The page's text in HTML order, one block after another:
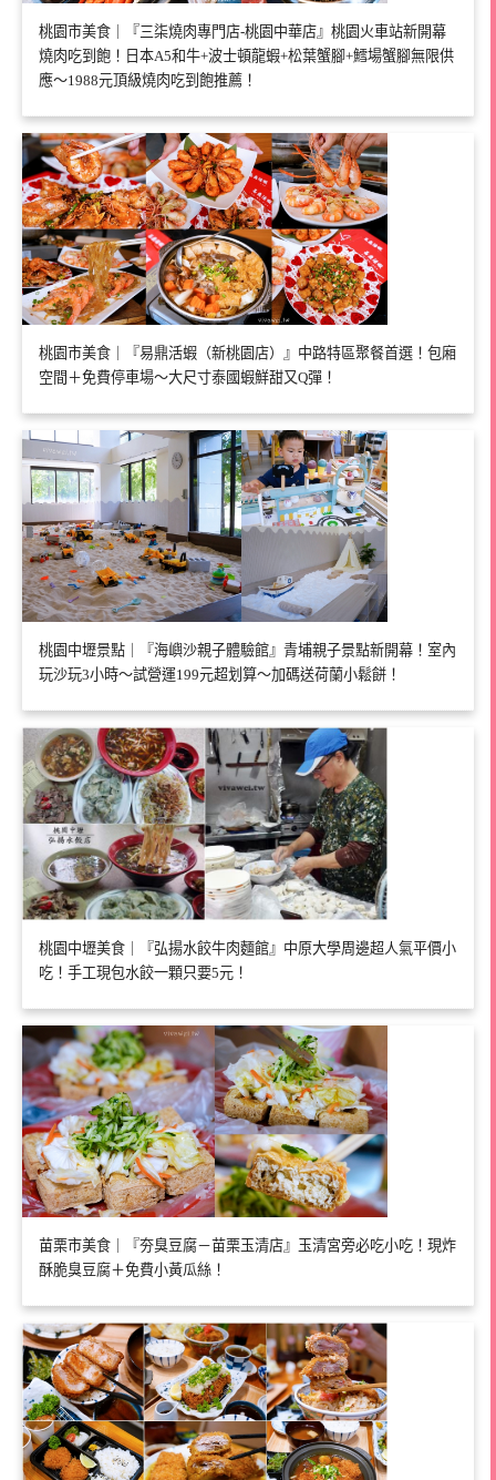
桃園市美食｜『三柒燒肉專門店-桃園中華店』桃園火車站新開幕
燒肉吃到飽！日本A5和牛+波士頓龍蝦+松葉蟹腳+鱈場蟹腳無限供
應～1988元頂級燒肉吃到飽推薦！
桃園市美食｜『易鼎活蝦（新桃園店）』中路特區聚餐首選！包廂
空間＋免費停車場～大尺寸泰國蝦鮮甜又Q彈！
桃園中壢景點｜『海嶼沙親子體驗館』青埔親子景點新開幕！室內
玩沙玩3小時～試營運199元超划算～加碼送荷蘭小鬆餅！
桃園中壢美食｜『弘揚水餃牛肉麵館』中原大學周邊超人氣平價小
吃！手工現包水餃一顆只要5元！
苗栗市美食｜『夯臭豆腐－苗栗玉清店』玉清宮旁必吃小吃！現炸
酥脆臭豆腐＋免費小黃瓜絲！